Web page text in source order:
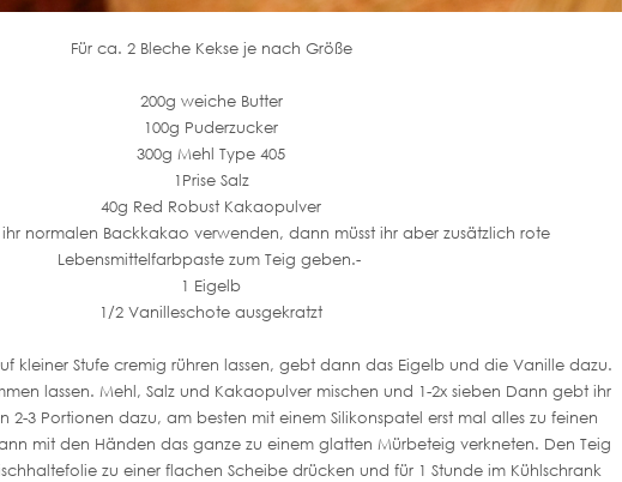
Für ca. 2 Bleche Kekse je nach Größe
200g weiche Butter
100g Puderzucker
300g Mehl Type 405
1Prise Salz
40g Red Robust Kakaopulver
normalen Backkakao verwenden, dann müsst ihr aber zusätzlich rote
Lebensmittelfarbpaste zum Teig geben.-
1 Eigelb
1/2 Vanilleschote ausgekratzt
kleiner Stufe cremig rühren lassen, gebt dann das Eigelb und die Vanille dazu.
lassen. Mehl, Salz und Kakaopulver mischen und 1-2x sieben Dann gebt ihr
2-3 Portionen dazu, am besten mit einem Silikonspatel erst mal alles zu feinen
mit den Händen das ganze zu einem glatten Mürbeteig verkneten. Den Teig
zu einer flachen Scheibe drücken und für 1 Stunde im Kühlschrank